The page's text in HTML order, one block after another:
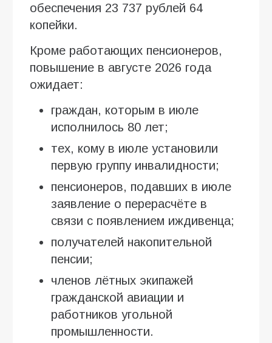
обеспечения 23 737 рублей 64
копейки.
Кроме работающих пенсионеров,
повышение в августе 2026 года
ожидает:
граждан, которым в июле
исполнилось 80 лет;
тех, кому в июле установили
первую группу инвалидности;
пенсионеров, подавших в июле
заявление о перерасчёте в
связи с появлением иждивенца;
получателей накопительной
пенсии;
членов лётных экипажей
гражданской авиации и
работников угольной
промышленности.